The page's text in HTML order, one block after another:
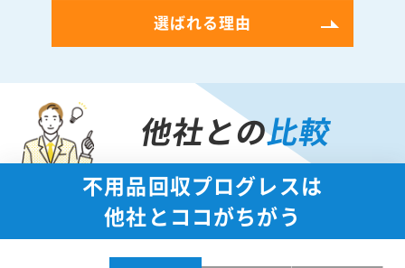
選ばれる理由
他社との比較
不用品回収プログレスは
他社とココがちがう